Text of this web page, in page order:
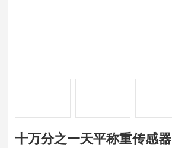
十万分之一天平称重传感器